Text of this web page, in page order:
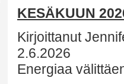
KESÄKUUN
Kirjoittanut
2.6.2026
Energiaa